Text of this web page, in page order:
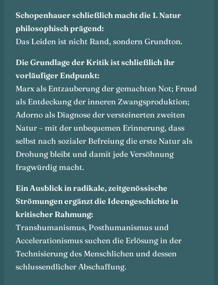
Schopenhauer schließlich macht die 1. Natur
philosophisch prägend:
Das Leiden ist nicht Rand, sondern Grundton.
Die Grundlage der Kritik ist schließlich ihr
vorläufiger Endpunkt:
Marx als Entzauberung der gemachten Not; Freud
als Entdeckung der inneren Zwangsproduktion;
Adorno als Diagnose der versteinerten zweiten
Natur – mit der unbequemen Erinnerung, dass
selbst nach sozialer Befreiung die erste Natur als
Drohung bleibt und damit jede Versöhnung
fragwürdig macht.
Ein Ausblick in radikale, zeitgenössische
Strömungen ergänzt die Ideengeschichte in
kritischer Rahmung:
Transhumanismus, Posthumanismus und
Accelerationismus suchen die Erlösung in der
Technisierung des Menschlichen und dessen
schlussendlicher Abschaffung.